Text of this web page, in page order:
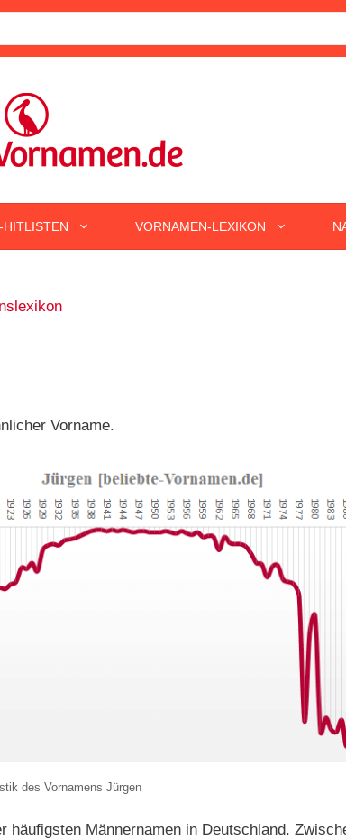
VORNAMEN-LEXIKON
Vorname.
des Vornamens Jürgen
häufigsten Männernamen in Deutschland.